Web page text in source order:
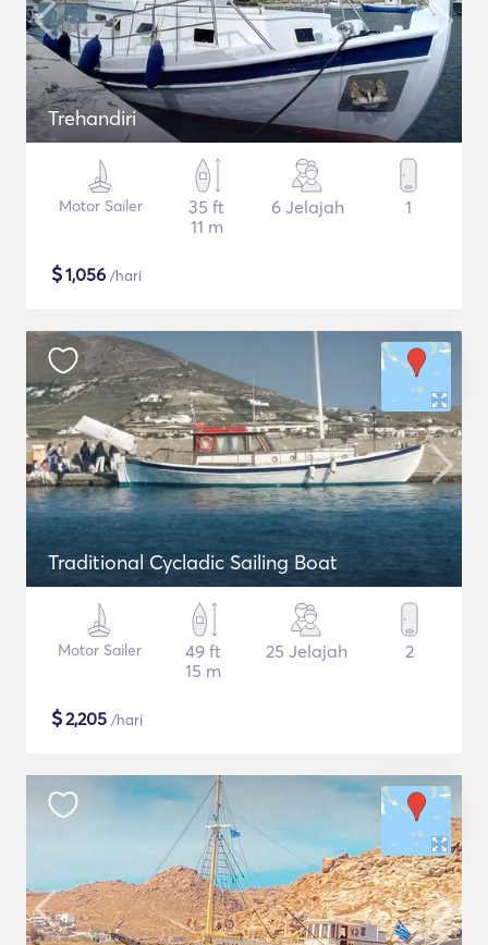
Trehandiri
Motor Sailer
35 ft
11 m
6 Jelajah 1
$1,056 /hari
Traditional Cycladic Sailing Boat
Motor Sailer
49 ft
15 m
25 Jelajah 2
$2,205 /hari